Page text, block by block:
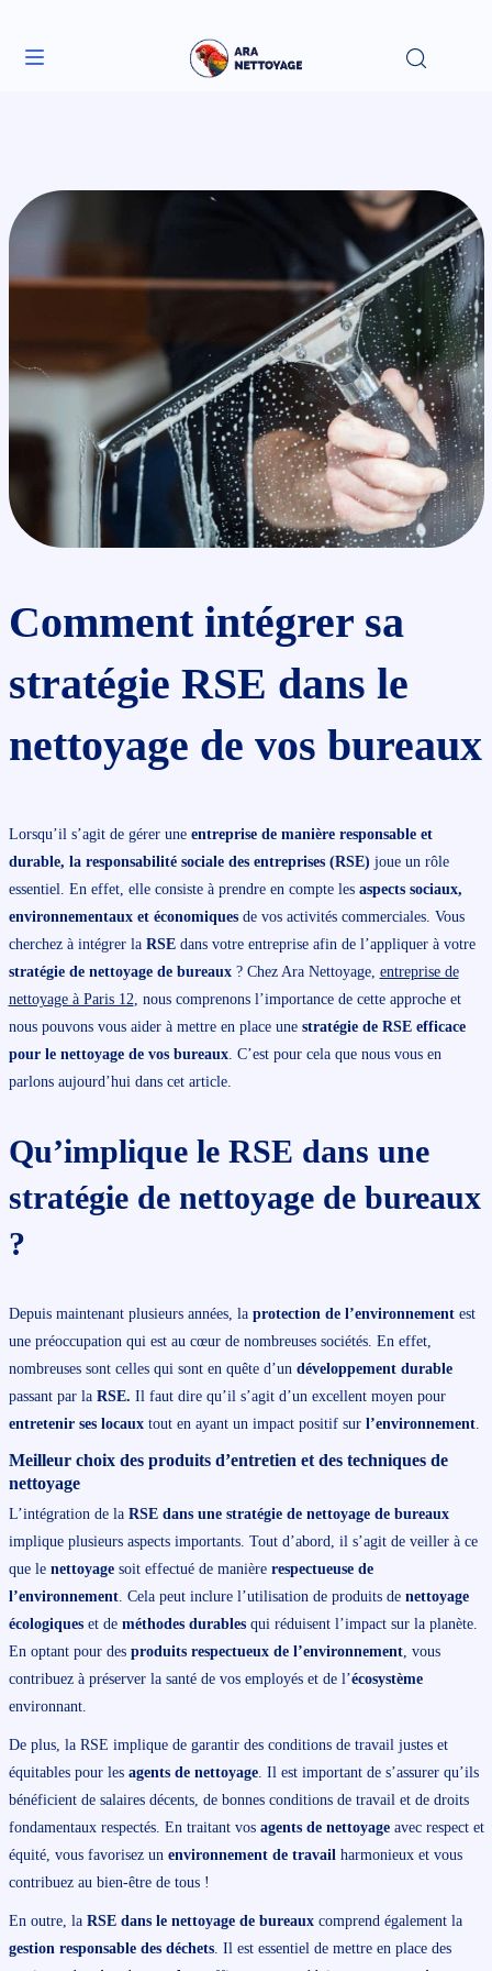
Comment intégrer sa
stratégie RSE dans le
nettoyage de vos bureaux
Lorsqu’il s’agit de gérer une entreprise de manière responsable et
durable, la responsabilité sociale des entreprises (RSE) joue un rôle
essentiel. En effet, elle consiste à prendre en compte les aspects sociaux,
environnementaux et économiquesde vos activités commerciales. Vous
cherchez à intégrer la RSEdans votre entreprise afin de l’appliquer à votre
stratégie de nettoyage de bureaux? Chez Ara Nettoyage, entreprise de
nettoyage à Paris 12 , nous comprenons l’importance de cette approche et
nous pouvons vous aider à mettre en place une stratégie de RSE efficace
pour le nettoyage de vos bureaux. C’est pour cela que nous vous en
parlons aujourd’hui dans cet article.
Qu’implique le RSE dans une
stratégie de nettoyage de bureaux
?
Depuis maintenant plusieurs années, la protection de l’environnementest
une préoccupation qui est au cœur de nombreuses sociétés. En effet,
nombreuses sont celles qui sont en quête d’un développement durable
passant par la RSE. Il faut dire qu’il s’agit d’un excellent moyen pour
entretenir ses locauxtout en ayant un impact positif sur l’environnement.
Meilleur choix des produits d’entretien et des techniques de
nettoyage
L’intégration de la RSE dans une stratégie de nettoyage de bureaux
implique plusieurs aspects importants. Tout d’abord, il s’agit de veiller à ce
que le nettoyagesoit effectué de manière respectueuse de
l’environnement. Cela peut inclure l’utilisation de produits de nettoyage
écologiqueset de méthodes durablesqui réduisent l’impact sur la planète.
En optant pour des produits respectueux de l’environnement, vous
contribuez à préserver la santé de vos employés et de l’écosystème
environnant.
De plus, la RSE implique de garantir des conditions de travail justes et
équitables pour les agents de nettoyage. Il est important de s’assurer qu’ils
bénéficient de salaires décents, de bonnes conditions de travail et de droits
fondamentaux respectés. En traitant vos agents de nettoyageavec respect et
équité, vous favorisez un environnement de travail harmonieux et vous
contribuez au bien-être de tous !
En outre, la RSE dans le nettoyage de bureauxcomprend également la
gestion responsable des déchets. Il est essentiel de mettre en place des